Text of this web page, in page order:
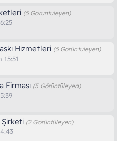
(5 Görüntüleyen)
Hizmetleri (5 Görüntüleyen)
15:51
Firması (5 Görüntüleyen)
Şirketi (2 Görüntüleyen)